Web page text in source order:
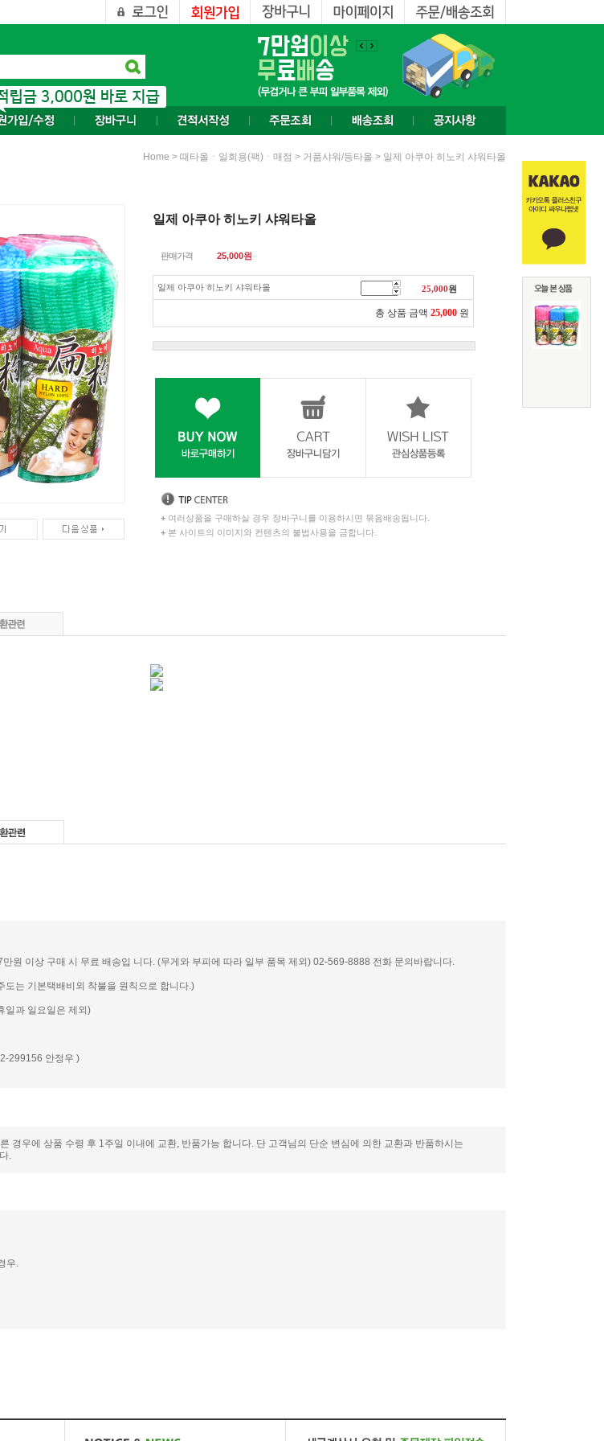
Home > 때타올ㆍ일회용(팩)ㆍ매점 > 거품샤워/등타올 > 일제 아쿠아 히노키 샤워타올
일제 아쿠아 히노키 샤워타올
판매가격 25,000원
일제 아쿠아 히노키 샤워타올 25,000원
총 상품 금액 25,000 원
+ 여러상품을 구매하실 경우 장바구니를 이용하시면 묶음배송됩니다.
+ 본 사이트의 이미지와 컨텐츠의 불법사용을 금합니다.
원 이상 구매 시 무료 배송입 니다. (무게와 부피에 따라 일부 품목 제외) 02-569-8888 전화 문의바랍니다.
는 기본택배비외 착불을 원칙으로 합니다.)
일과 일요일은 제외)
299156 안정우 )
경우에 상품 수령 후 1주일 이내에 교환, 반품가능 합니다. 단 고객님의 단순 변심에 의한 교환과 반품하시는
.
우.